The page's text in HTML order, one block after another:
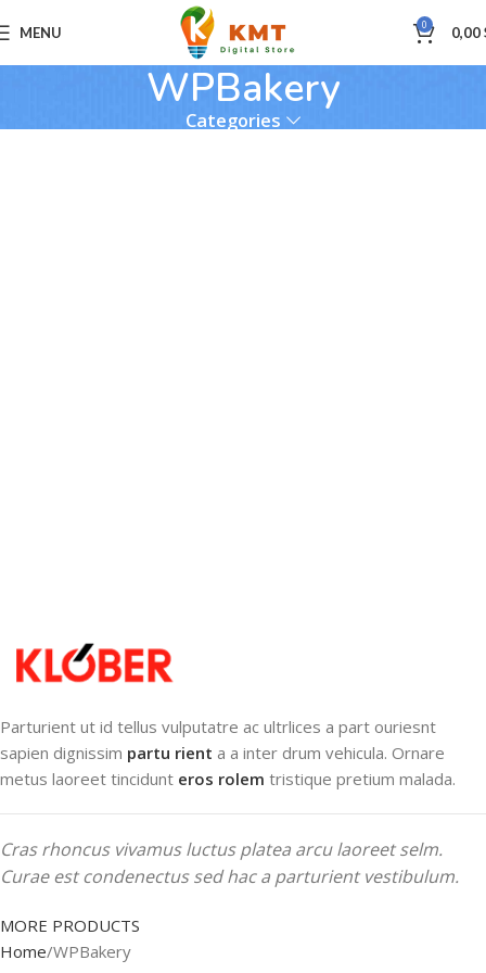
MENU 0 0,00
WPBakery
Categories
Parturient ut id tellus vulputatre ac ultrlices a part ouriesnt
sapien dignissim partu rient a a inter drum vehicula. Ornare
metus laoreet tincidunt eros rolem tristique pretium malada.
Cras rhoncus vivamus luctus platea arcu laoreet selm.
Curae est condenectus sed hac a parturient vestibulum.
MORE PRODUCTS
Home WPBakery